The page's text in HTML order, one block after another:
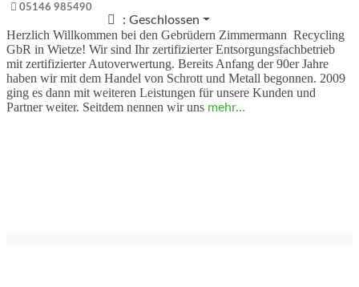
05146 985490
: Geschlossen
Herzlich Willkommen bei den Gebrüdern Zimmermann Recycling
GbR in Wietze! Wir sind Ihr zertifizierter Entsorgungsfachbetrieb
mit zertifizierter Autoverwertung. Bereits Anfang der 90er Jahre
haben wir mit dem Handel von Schrott und Metall begonnen. 2009
ging es dann mit weiteren Leistungen für unsere Kunden und
Partner weiter. Seitdem nennen wir uns mehr...